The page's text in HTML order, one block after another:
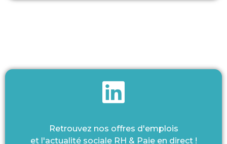
Retrouvez nos offres d'emplois
et l'actualité sociale RH & Paie en direct !